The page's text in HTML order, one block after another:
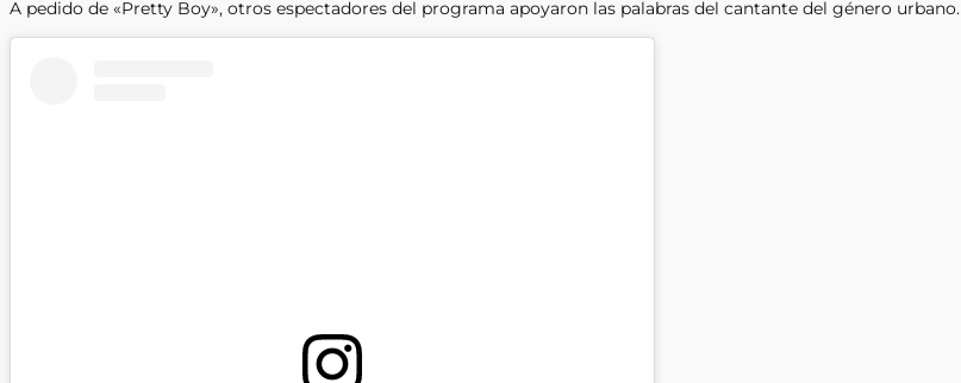
A pedido de «Pretty Boy», otros espectadores del programa apoyaron las palabras del cantante del género urbano.